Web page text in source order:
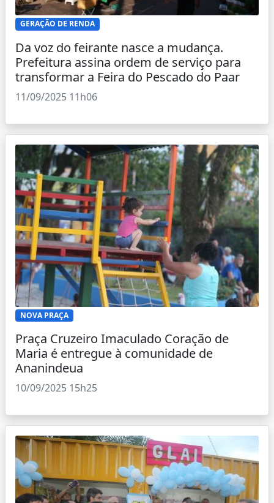
GERAÇÃO DE RENDA
Da voz do feirante nasce a mudança.
Prefeitura assina ordem de serviço para
transformar a Feira do Pescado do Paar
11/09/2025 11h06
NOVA PRAÇA
Praça Cruzeiro Imaculado Coração de
Maria é entregue à comunidade de
Ananindeua
10/09/2025 15h25